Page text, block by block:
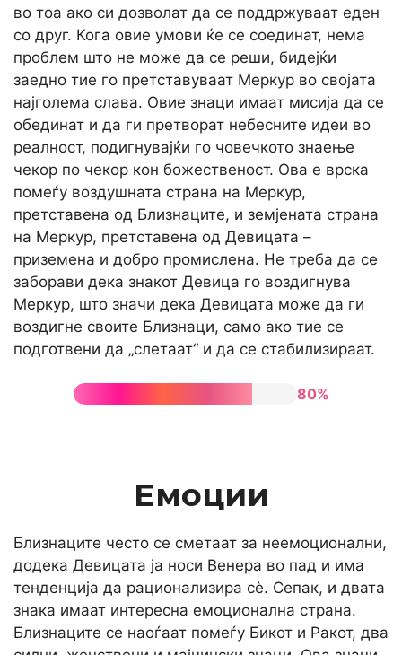
во тоа ако си дозволат да се поддржуваат еден
со друг. Кога овие умови ќе се соединат, нема
проблем што не може да се реши, бидејќи
заедно тие го претставуваат Меркур во својата
најголема слава. Овие знаци имаат мисија да се
обединат и да ги претворат небесните идеи во
реалност, подигнувајќи го човечкото знаење
чекор по чекор кон божественост. Ова е врска
помеѓу воздушната страна на Меркур,
претставена од Близнаците, и земјената страна
на Меркур, претставена од Девицата –
приземена и добро промислена. Не треба да се
заборави дека знакот Девица го воздигнува
Меркур, што значи дека Девицата може да ги
воздигне своите Близнаци, само ако тие се
подготвени да „слетаат“ и да се стабилизираат.
80%
Емоции
Близнаците често се сметаат за неемоционални,
додека Девицата ја носи Венера во пад и има
тенденција да рационализира сè. Сепак, и двата
знака имаат интересна емоционална страна.
Близнаците се наоѓаат помеѓу Бикот и Ракот, два